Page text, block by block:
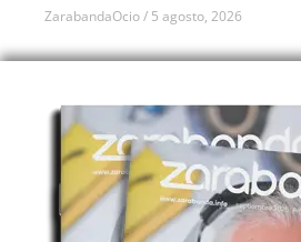
ZarabandaOcio 5 agosto, 2026